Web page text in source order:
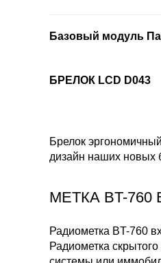
Базовый модуль
БРЕЛОК LCD D043
Брелок
дизайн наших новых
МЕТКА BT-760
Радиометка BT-760
Радиометка